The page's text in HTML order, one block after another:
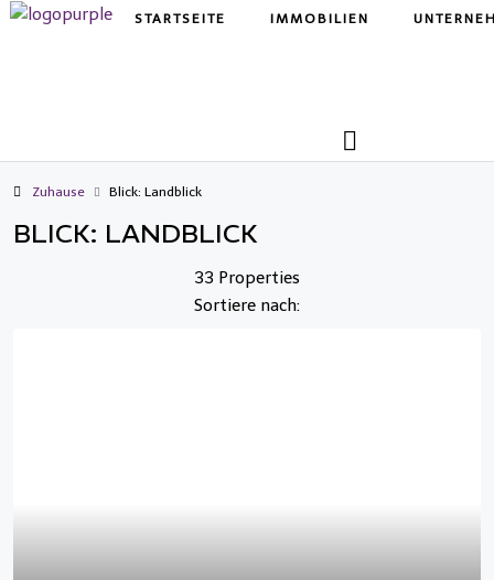
STARTSEITE IMMOBILIEN
Zuhause Blick: Landblick
BLICK: LANDBLICK
33 Properties
Sortiere nach: